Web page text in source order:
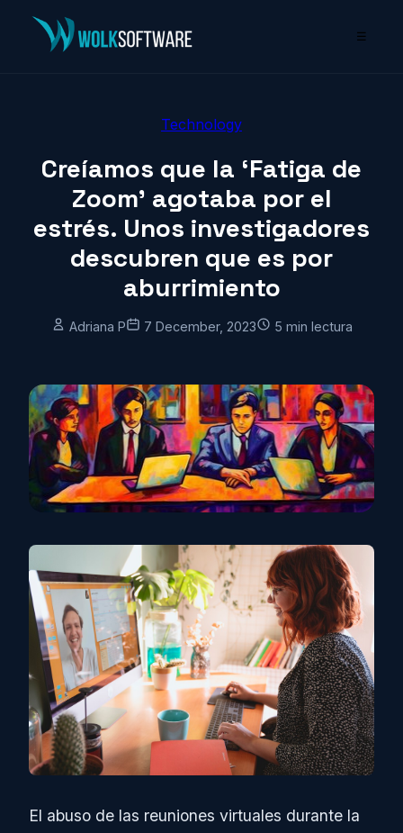
☰
Technology
Creíamos que la ‘Fatiga de
Zoom’ agotaba por el
estrés. Unos investigadores
descubren que es por
aburrimiento
Adriana P 7 December, 2023 5 min lectura
El abuso de las reuniones virtuales durante la